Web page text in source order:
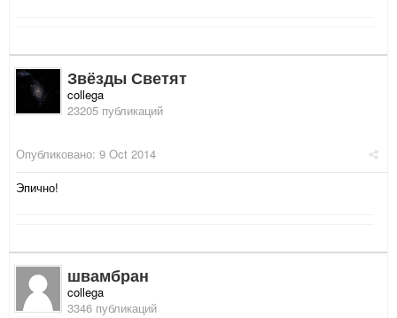
Звёзды Светят
collega
23205 публикаций
Опубликовано: 9 Oct 2014
Эпично!
швамбран
collega
3346 публикаций